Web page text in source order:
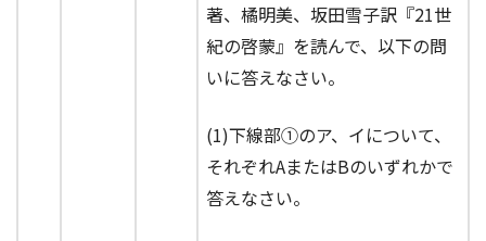
著、橘明美、坂田雪子訳『21世
紀の啓蒙』を読んで、以下の問
いに答えなさい。
(1)下線部①のア、イについて、
それぞれAまたはBのいずれかで
答えなさい。